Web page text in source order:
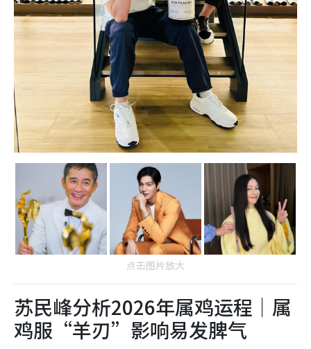
点击图片放大
苏民峰分析2026年属鸡运程｜属
鸡服“羊刃”影响易发脾气